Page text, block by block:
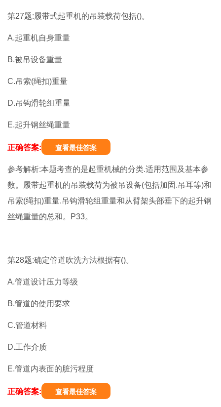
第27题:履带式起重机的吊装载荷包括()。
A.起重机自身重量
B.被吊设备重量
C.吊索(绳扣)重量
D.吊钩滑轮组重量
E.起升钢丝绳重量
正确答案: 查看最佳答案
参考解析:本题考查的是起重机械的分类.适用范围及基本参
数。履带起重机的吊装载荷为被吊设备(包括加固.吊耳等)和
吊索(绳扣)重量.吊钩滑轮组重量和从臂架头部垂下的起升钢
丝绳重量的总和。P33。
第28题:确定管道吹洗方法根据有()。
A.管道设计压力等级
B.管道的使用要求
C.管道材料
D.工作介质
E.管道内表面的脏污程度
正确答案: 查看最佳答案